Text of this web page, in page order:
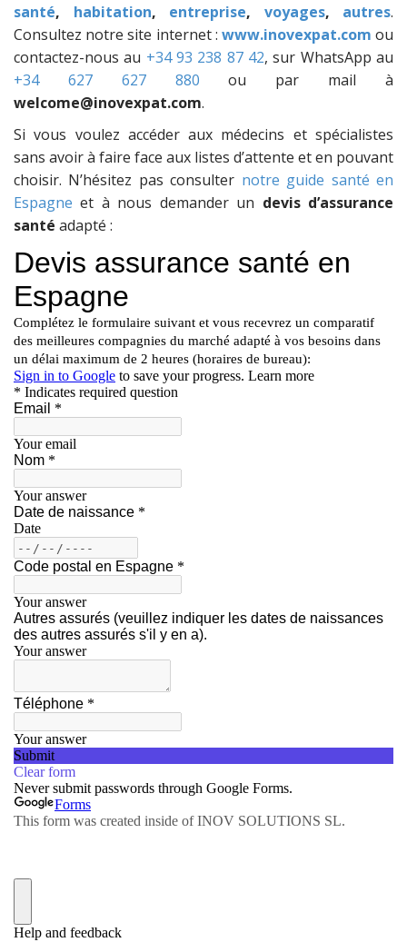
santé, habitation, entreprise, voyages, autres.
Consultez notre site internet : www.inovexpat.com ou
contactez-nous au +34 93 238 87 42, sur WhatsApp au
+34 627 627 880 ou par mail à
welcome@inovexpat.com.
Si vous voulez accéder aux médecins et spécialistes
sans avoir à faire face aux listes d’attente et en pouvant
choisir. N’hésitez pas consulter notre guide santé en
Espagne et à nous demander un devis d’assurance
santé adapté :